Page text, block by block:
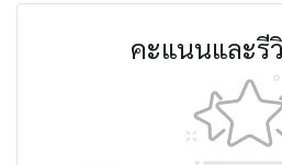
คะแนนและรี